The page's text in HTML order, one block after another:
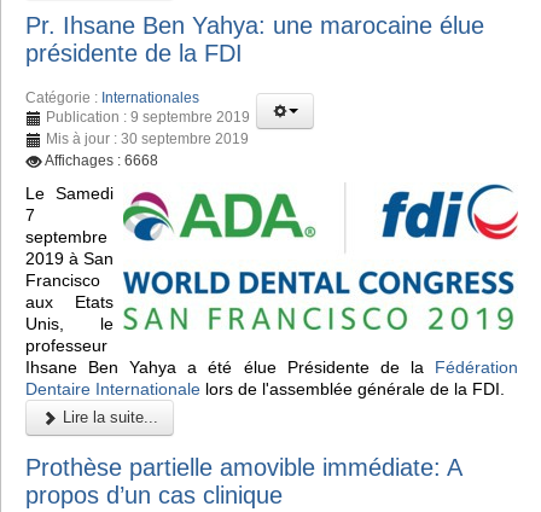
Pr. Ihsane Ben Yahya: une marocaine élue
présidente de la FDI
Catégorie : Internationales
Publication : 9 septembre 2019
Mis à jour : 30 septembre 2019
Affichages : 6668
Le Samedi
7
septembre
2019 à San
Francisco
aux Etats
Unis, le
professeur
Ihsane Ben Yahya a été élue Présidente de la Fédération
Dentaire Internationale lors de l'assemblée générale de la FDI.
Lire la suite...
Prothèse partielle amovible immédiate: A
propos d’un cas clinique